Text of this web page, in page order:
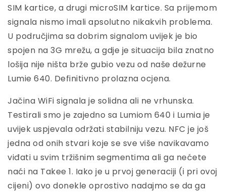
SIM kartice, a drugi microSIM kartice. Sa prijemom
signala nismo imali apsolutno nikakvih problema.
U područjima sa dobrim signalom uvijek je bio
spojen na 3G mrežu, a gdje je situacija bila znatno
lošija nije ništa brže gubio vezu od naše dežurne
Lumie 640. Definitivno prolazna ocjena.
Jačina WiFi signala je solidna ali ne vrhunska.
Testirali smo je zajedno sa Lumiom 640 i Lumia je
uvijek uspjevala održati stabilniju vezu. NFC je još
jedna od onih stvari koje se sve više navikavamo
viđati u svim tržišnim segmentima ali ga nećete
naći na Takee 1. Iako je u prvoj generaciji (i pri ovoj
cijeni) ovo donekle oprostivo nadajmo se da ga